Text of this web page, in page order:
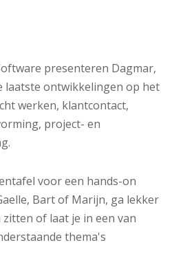
presenteren Dagmar,
laatste ontwikkelingen op het
werken, klantcontact,
project- en
voor een hands-on
Bart of Marijn, ga lekker
of laat je in een van
thema's